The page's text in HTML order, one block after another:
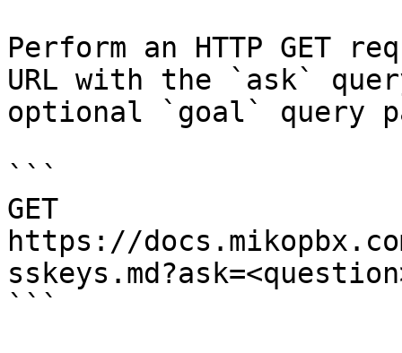
Perform an HTTP GET
URL with the `ask`
optional `goal` query
```
GET
https://
```